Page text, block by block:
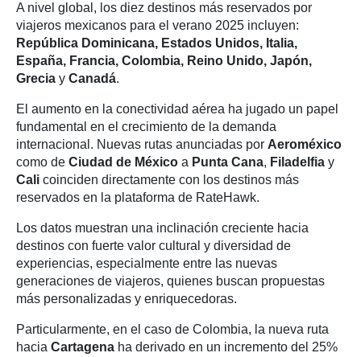
A nivel global, los diez destinos más reservados por
viajeros mexicanos para el verano 2025 incluyen:
República Dominicana, Estados Unidos, Italia,
España, Francia, Colombia, Reino Unido, Japón,
Grecia y Canadá.
El aumento en la conectividad aérea ha jugado un papel
fundamental en el crecimiento de la demanda
internacional. Nuevas rutas anunciadas por Aeroméxico
como de Ciudad de México a Punta Cana, Filadelfia y
Cali coinciden directamente con los destinos más
reservados en la plataforma de RateHawk.
Los datos muestran una inclinación creciente hacia
destinos con fuerte valor cultural y diversidad de
experiencias, especialmente entre las nuevas
generaciones de viajeros, quienes buscan propuestas
más personalizadas y enriquecedoras.
Particularmente, en el caso de Colombia, la nueva ruta
hacia Cartagena ha derivado en un incremento del 25%